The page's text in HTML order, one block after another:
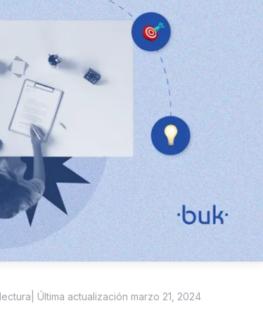
| Última actualización marzo 21, 2024